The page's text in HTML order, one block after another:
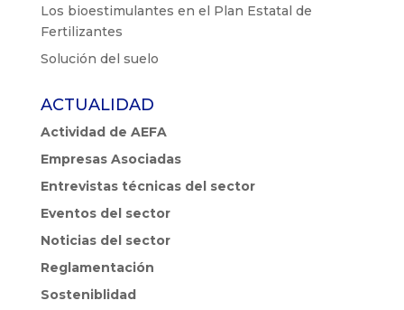
Los bioestimulantes en el Plan Estatal de
Fertilizantes
Solución del suelo
ACTUALIDAD
Actividad de AEFA
Empresas Asociadas
Entrevistas técnicas del sector
Eventos del sector
Noticias del sector
Reglamentación
Sosteniblidad